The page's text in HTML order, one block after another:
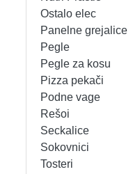
FIGARO
FRITEZE
GREJALICE
INDUKCIONE PLOČE
KUHINJSKE VAGE
KERAMIČKE ČINIJE
KERAMIČKE
KERAMIČKE ŠERPE
KERAMIČKE
KORPE ZA HLEB
Ostalo elec
Panelne grejalice
Pegle
Pegle za kosu
Pizza pekači
Podne vage
Rešoi
Seckalice
Sokovnici
Tosteri